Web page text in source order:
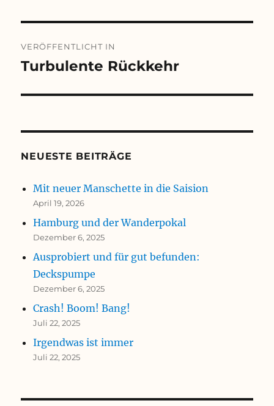
VERÖFFENTLICHT IN
Turbulente Rückkehr
NEUESTE BEITRÄGE
Mit neuer Manschette in die Saision
April 19, 2026
Hamburg und der Wanderpokal
Dezember 6, 2025
Ausprobiert und für gut befunden:
Deckspumpe
Dezember 6, 2025
Crash! Boom! Bang!
Juli 22, 2025
Irgendwas ist immer
Juli 22, 2025